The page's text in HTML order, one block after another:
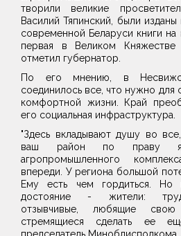
творили великие
Василий Тяпинский, были
современной Беларуси книги
первая в Великом Княжестве
отметил губернатор.
По его мнению, в
соединилось все, что нужно для
комфортной жизни. Край
его социальная инфраструктура.
"Здесь вкладывают душу во
ваш район по праву
агропромышленного
впереди. У региона большой
Ему есть чем гордиться. Но
достояние - жители:
отзывчивые, любящие
стремящиеся сделать ее